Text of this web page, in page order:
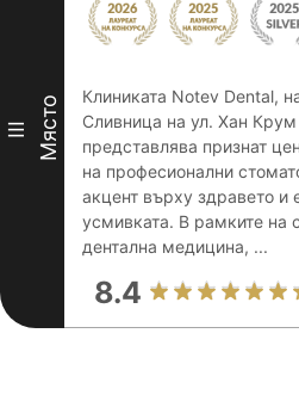
III Място
Клиниката Notev Dental,
Сливница на ул. Хан
представлява признат
на професионални
акцент върху здравето и
усмивката. В рамките на
дентална медицина, ...
8.4